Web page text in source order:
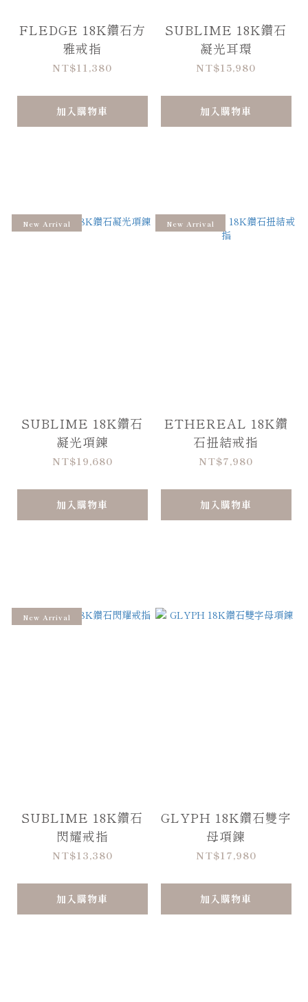
FLEDGE 18K鑽石方
雅戒指
NT$11,380
加入購物車
SUBLIME 18K鑽石
凝光耳環
NT$15,980
加入購物車
New Arrival
SUBLIME 18K鑽石
凝光項鍊
NT$19,680
加入購物車
New Arrival
ETHEREAL 18K鑽
石扭結戒指
NT$7,980
加入購物車
New Arrival
SUBLIME 18K鑽石
閃耀戒指
NT$13,380
加入購物車
GLYPH 18K鑽石雙字
母項鍊
NT$17,980
加入購物車